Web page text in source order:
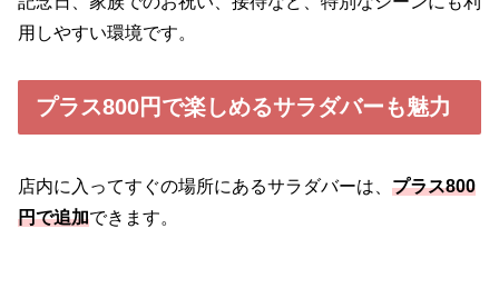
用しやすい環境です。
プラス800円で楽しめるサラダバーも魅力
店内に入ってすぐの場所にあるサラダバーは、 プラス800
円で追加できます。